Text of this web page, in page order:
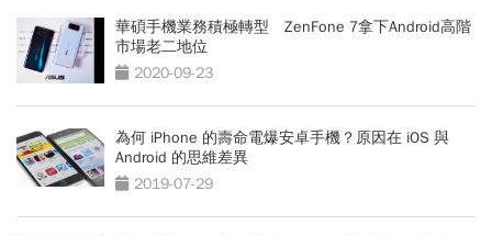
華碩手機業務積極轉型 ZenFone 7拿下Android高階
市場老二地位
2020-09-23
為何 iPhone 的壽命電爆安卓手機？原因在 iOS 與
Android 的思維差異
2019-07-29